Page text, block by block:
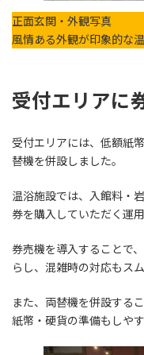
正面玄関・外観写真
風情ある外観が印象的な
受付エリアに
受付エリアには、低額紙
替機を併設しました。
温浴施設では、入館料・
券を購入していただく運
券売機を導入することで
らし、混雑時の対応もス
また、両替機を併設する
紙幣・硬貨の準備もしやす